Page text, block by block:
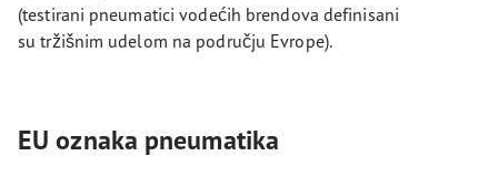
(testirani pneumatici vodećih brendova definisani
su tržišnim udelom na području Evrope).
EU oznaka pneumatika